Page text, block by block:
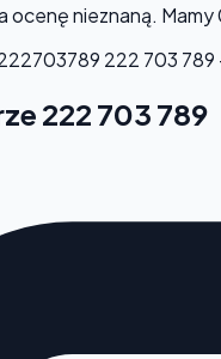
ocenęnieznaną.
222 703 789
222 703 789